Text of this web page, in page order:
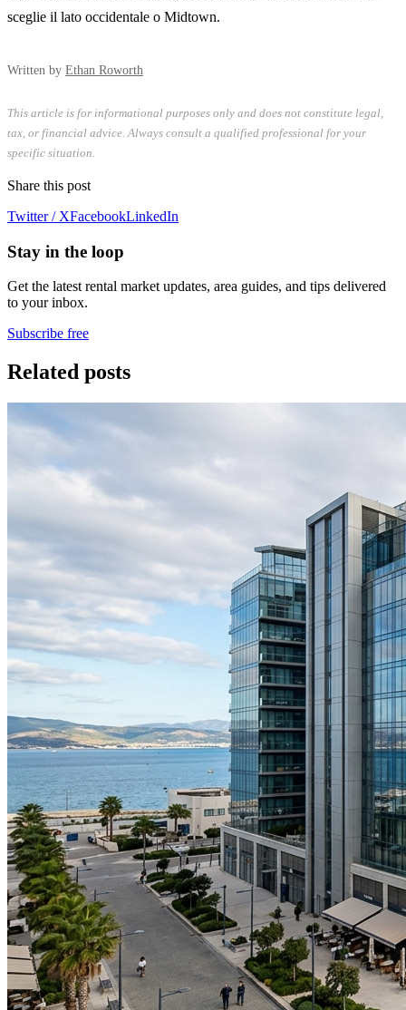
sceglie il lato occidentale o Midtown.
Written by Ethan Roworth
This article is for informational purposes only and does not constitute legal,
tax, or financial advice. Always consult a qualified professional for your
specific situation.
Share this post
Twitter / XFacebookLinkedIn
Stay in the loop
Get the latest rental market updates, area guides, and tips delivered
to your inbox.
Subscribe free
Related posts